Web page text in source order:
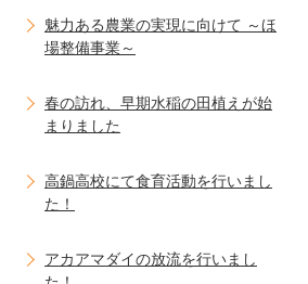
魅力ある農業の実現に向けて ～ほ
場整備事業～
春の訪れ、早期水稲の田植えが始
まりました
高鍋高校にて食育活動を行いまし
た！
アカアマダイの放流を行いまし